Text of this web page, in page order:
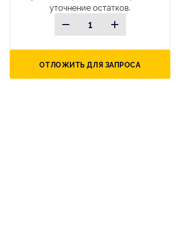
уточнение остатков.
ОТЛОЖИТЬ ДЛЯ ЗАПРОСА